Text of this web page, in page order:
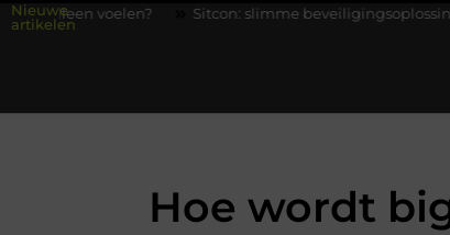
Nieuwe
artikelen
Sitcon: slimme beveiligingsoplossingen met kennis uit
Hoe wordt